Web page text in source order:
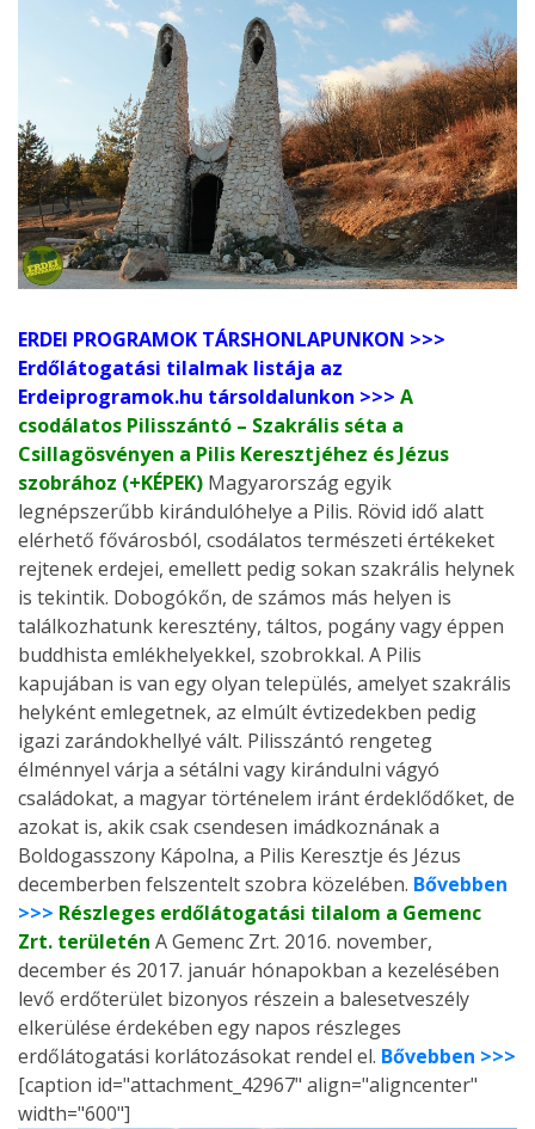
ERDEI PROGRAMOK TÁRSHONLAPUNKON >>>
Erdőlátogatási tilalmak listája az
Erdeiprogramok.hu társoldalunkon >>> A
csodálatos Pilisszántó – Szakrális séta a
Csillagösvényen a Pilis Keresztjéhez és Jézus
szobrához (+KÉPEK) Magyarország egyik
legnépszerűbb kirándulóhelye a Pilis. Rövid idő alatt
elérhető fővárosból, csodálatos természeti értékeket
rejtenek erdejei, emellett pedig sokan szakrális helynek
is tekintik. Dobogókőn, de számos más helyen is
találkozhatunk keresztény, táltos, pogány vagy éppen
buddhista emlékhelyekkel, szobrokkal. A Pilis
kapujában is van egy olyan település, amelyet szakrális
helyként emlegetnek, az elmúlt évtizedekben pedig
igazi zarándokhellyé vált. Pilisszántó rengeteg
élménnyel várja a sétálni vagy kirándulni vágyó
családokat, a magyar történelem iránt érdeklődőket, de
azokat is, akik csak csendesen imádkoznának a
Boldogasszony Kápolna, a Pilis Keresztje és Jézus
decemberben felszentelt szobra közelében. Bővebben
>>> Részleges erdőlátogatási tilalom a Gemenc
Zrt. területén A Gemenc Zrt. 2016. november,
december és 2017. január hónapokban a kezelésében
levő erdőterület bizonyos részein a balesetveszély
elkerülése érdekében egy napos részleges
erdőlátogatási korlátozásokat rendel el. Bővebben >>>
[caption id="attachment_42967" align="aligncenter"
width="600"]